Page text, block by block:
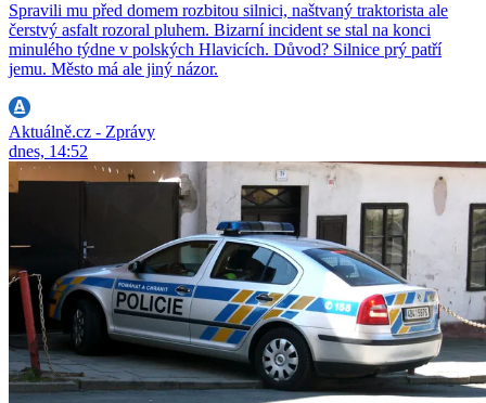
Spravili mu před domem rozbitou silnici, naštvaný traktorista ale
čerstvý asfalt rozoral pluhem. Bizarní incident se stal na konci
minulého týdne v polských Hlavicích. Důvod? Silnice prý patří
jemu. Město má ale jiný názor.
Aktuálně.cz - Zprávy
dnes, 14:52